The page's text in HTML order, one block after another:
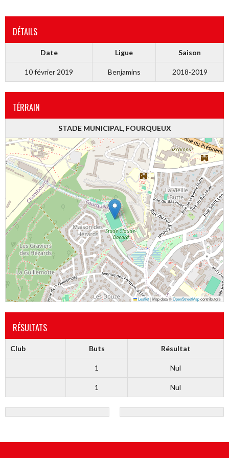
DÉTAILS
Date Ligue Saison
10 février 2019 Benjamins 2018-2019
TÉRRAIN
STADE MUNICIPAL, FOURQUEUX
Leaflet|Map data ©OpenStreetMapcontributors
RÉSULTATS
Club Buts Résultat
1 Nul
1 Nul